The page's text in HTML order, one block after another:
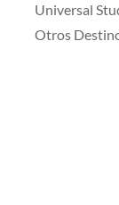
Universal
Otros